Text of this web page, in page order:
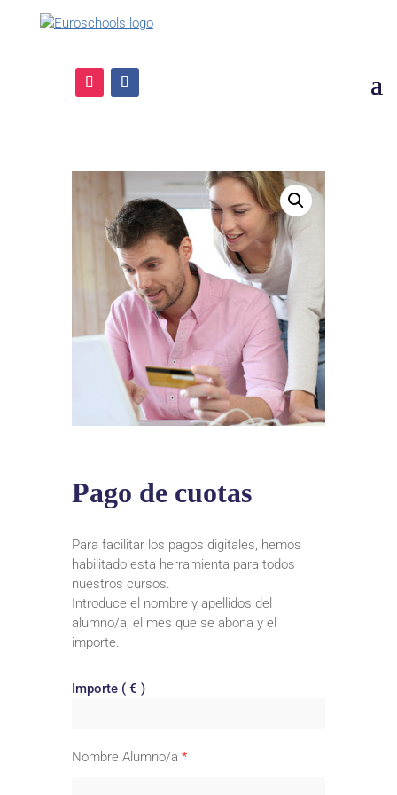
Pago de cuotas
Para facilitar los pagos digitales, hemos
habilitado esta herramienta para todos
nuestros cursos.
Introduce el nombre y apellidos del
alumno/a, el mes que se abona y el
importe.
Importe ( € )
Nombre Alumno/a *